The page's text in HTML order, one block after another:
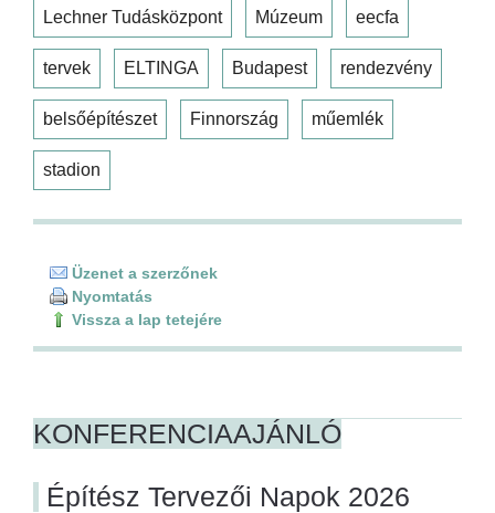
Lechner Tudásközpont Múzeum eecfa
tervek ELTINGA Budapest rendezvény
belsőépítészet Finnország műemlék
stadion
Üzenet a szerzőnek
Nyomtatás
Vissza a lap tetejére
KONFERENCIAAJÁNLÓ
Építész Tervezői Napok 2026